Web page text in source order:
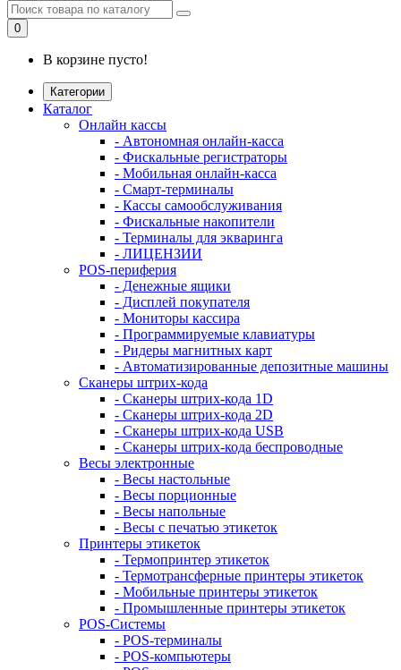
0
В корзине пусто!
Категории
Каталог
Онлайн кассы
- Автономная онлайн-касса
- Фискальные регистраторы
- Мобильная онлайн-касса
- Смарт-терминалы
- Кассы самообслуживания
- Фискальные накопители
- Терминалы для экваринга
- ЛИЦЕНЗИИ
POS-периферия
- Денежные ящики
- Дисплей покупателя
- Мониторы кассира
- Программируемые клавиатуры
- Ридеры магнитных карт
- Автоматизированные депозитные машины
Сканеры штрих-кода
- Сканеры штрих-кода 1D
- Сканеры штрих-кода 2D
- Сканеры штрих-кода USB
- Сканеры штрих-кода беспроводные
Весы электронные
- Весы настольные
- Весы порционные
- Весы напольные
- Весы с печатью этикеток
Принтеры этикеток
- Термопринтер этикеток
- Термотрансферные принтеры этикеток
- Мобильные принтеры этикеток
- Промышленные принтеры этикеток
POS-Системы
- POS-терминалы
- POS-компьютеры